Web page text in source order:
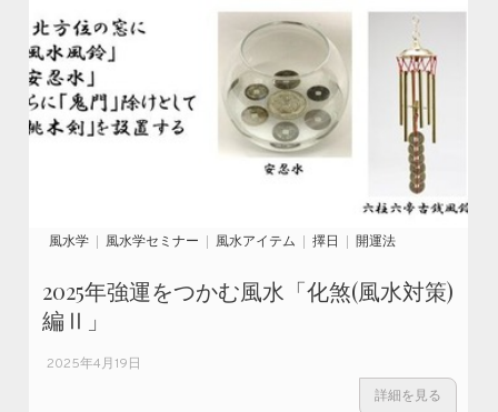
風水学 風水学セミナー 風水アイテム 擇日 開運法
2025年強運をつかむ風水「化煞(風水対策)
編Ⅱ」
2025年4月19日
詳細を見る